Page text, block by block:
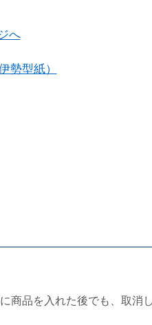
へ
勢型紙）
商品を入れた後でも、取消